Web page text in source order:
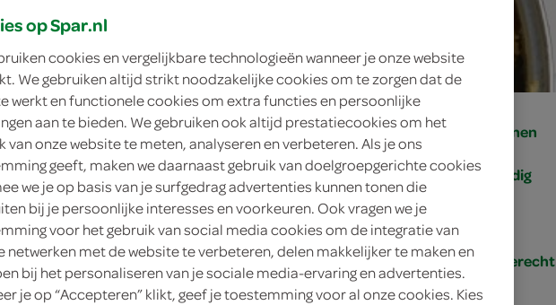
4 personen
eenvoudig
hoofdgerecht
op Spar.nl
cookies en vergelijkbare technologieën wanneer je onze website
We gebruiken altijd strikt noodzakelijke cookies om te zorgen dat de
werkt en functionele cookies om extra functies en persoonlijke
aan te bieden. We gebruiken ook altijd prestatiecookies om het
van onze website te meten, analyseren en verbeteren. Als je ons
geeft, maken we daarnaast gebruik van doelgroepgerichte cookies
we je op basis van je surfgedrag advertenties kunnen tonen die
bij je persoonlijke interesses en voorkeuren. Ook vragen we je
voor het gebruik van social media cookies om de integratie van
netwerken met de website te verbeteren, delen makkelijker te maken en
bij het personaliseren van je sociale media-ervaring en advertenties.
je op “Accepteren” klikt, geef je toestemming voor al onze cookies. Kies